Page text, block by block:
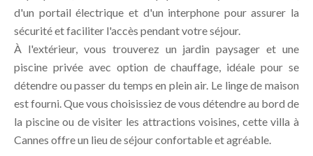
d'un portail électrique et d'un interphone pour assurer la
sécurité et faciliter l'accès pendant votre séjour.
À l'extérieur, vous trouverez un jardin paysager et une
piscine privée avec option de chauffage, idéale pour se
détendre ou passer du temps en plein air. Le linge de maison
est fourni. Que vous choisissiez de vous détendre au bord de
la piscine ou de visiter les attractions voisines, cette villa à
Cannes offre un lieu de séjour confortable et agréable.